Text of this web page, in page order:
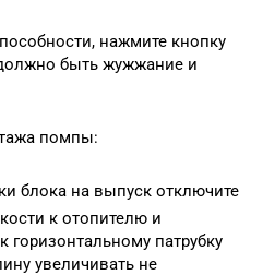
нажмите кнопку
быть жужжание и
помпы:
блока на выпуск отключите
к отопителю и
горизонтальному патрубку
увеличивать не